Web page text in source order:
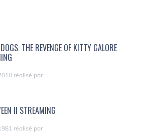
THE REVENGE OF KITTY GALORE
réalisé par
II STREAMING
réalisé par